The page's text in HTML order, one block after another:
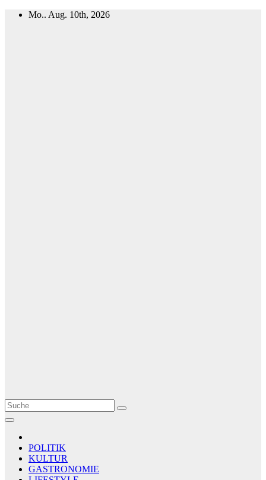
Zum
Mo.. Aug. 10th, 2026
Le Matin
AGENCE DE PRESSE
POLITIK
KULTUR
GASTRONOMIE